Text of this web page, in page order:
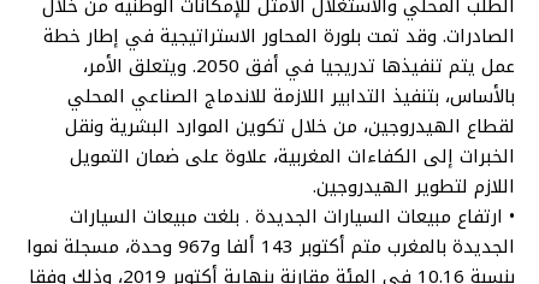
الصادرات. وقد تمت بلورة المحاور الاستراتيجية في إطار خطة
عمل يتم تنفيذها تدريجيا في أفق 2050. ويتعلق الأمر،
بالأساس، بتنفيذ التدابير اللازمة للاندماج الصناعي المحلي
لقطاع الهيدروجين، من خلال تكوين الموارد البشرية ونقل
الخبرات إلى الكفاءات المغربية، علاوة على ضمان التمويل
اللازم لتطوير الهيدروجين.
• ارتفاع مبيعات السيارات الجديدة . بلغت مبيعات السيارات
الجديدة بالمغرب متم أكتوبر 143 ألفا و967 وحدة، مسجلة نموا
بنسبة 10.16 في المئة مقارنة بنهاية أكتوبر 2019، وذلك وفقا